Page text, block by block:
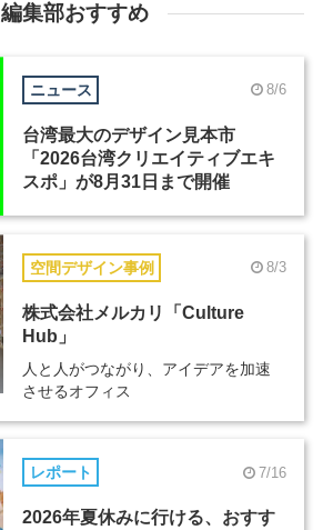
編集部おすすめ
ニュース 8/6
台湾最大のデザイン見本市
「2026台湾クリエイティブエキ
スポ」が8月31日まで開催
空間デザイン事例 8/3
株式会社メルカリ「Culture
Hub」
人と人がつながり、アイデアを加速
させるオフィス
レポート 7/16
2026年夏休みに行ける、おすす